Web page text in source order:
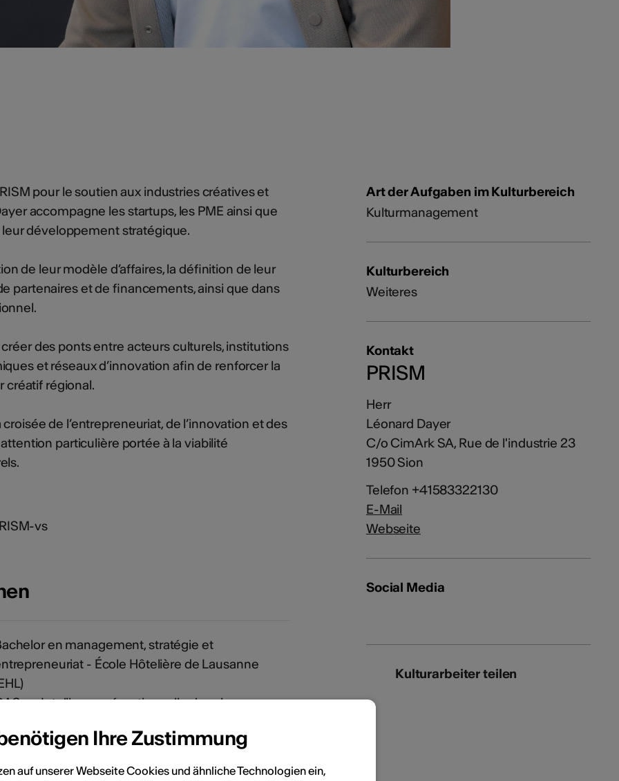
pour le soutien aux industries créatives et
accompagne les startups, les PME ainsi que
développement stratégique.
de leur modèle d’affaires, la définition de leur
partenaires et de financements, ainsi que dans
des ponts entre acteurs culturels, institutions
et réseaux d’innovation afin de renforcer la
créatif régional.
de l’entrepreneuriat, de l’innovation et des
particulière portée à la viabilité
vs
en management, stratégie et
- École Hôtelière de Lausanne
en Intelligence émotionnelle dans les
stratégique des entreprises
Art der Aufgaben im Kulturbereich
Kulturmanagement
Kulturbereich
Weiteres
Kontakt
PRISM
Herr
Léonard Dayer
C/o CimArk SA, Rue de l'industrie 23
1950 Sion
Telefon +41583322130
E-Mail
Webseite
Social Media
Kulturarbeiter teilen
Ihre Zustimmung
auf unserer Webseite Cookies und ähnliche Technologien ein,